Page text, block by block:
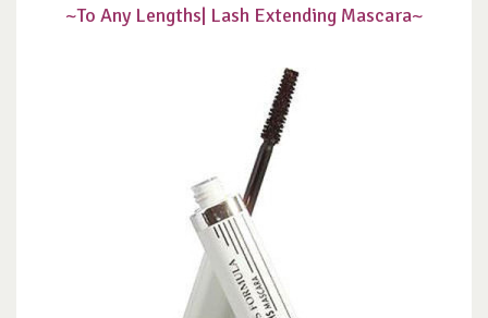
~To Any Lengths| Lash Extending Mascara~